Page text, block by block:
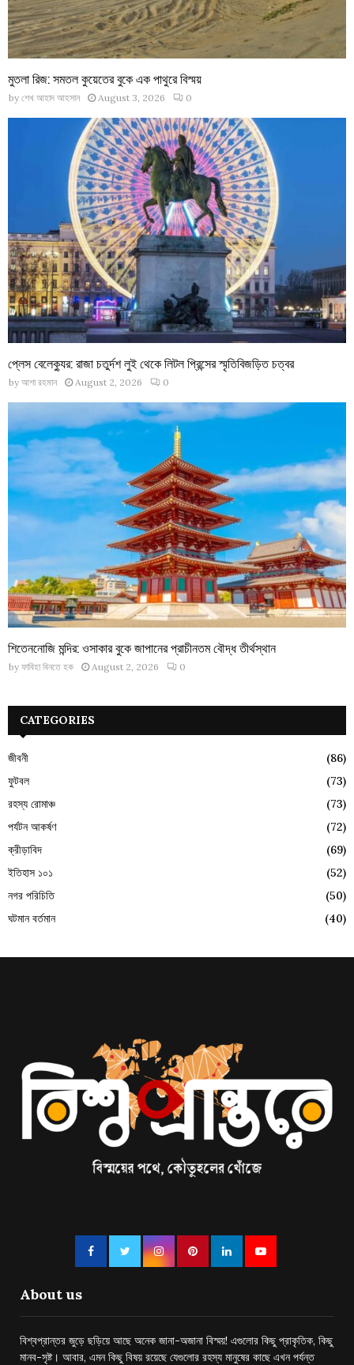
মুতলা রিজ: সমতল কুয়েতের বুকে এক পাথুরে বিস্ময়
by শেখ আহাদ আহসান August 3, 2026 0
প্লেস বেলেক্যুর: রাজা চতুর্দশ লুই থেকে লিটল প্রিন্সের স্মৃতিবিজড়িত চত্বর
by আশা রহমান August 2, 2026 0
শিতেননোজি মন্দির: ওসাকার বুকে জাপানের প্রাচীনতম বৌদ্ধ তীর্থস্থান
by ফাবিহা বিনতে হক August 2, 2026 0
CATEGORIES
জীবনী
(86)
ফুটবল
(73)
রহস্য রোমাঞ্চ
(73)
পর্যটন আকর্ষণ
(72)
ক্রীড়াবিদ
(69)
ইতিহাস ১০১
(52)
নগর পরিচিতি
(50)
ঘটমান বর্তমান
(40)
About us
বিশ্বপ্রান্তর জুড়ে ছড়িয়ে আছে অনেক জানা-অজানা বিস্ময়! এগুলোর কিছু প্রাকৃতিক, কিছু
মানব-সৃষ্ট। আবার, এমন কিছু বিষয় রয়েছে যেগুলোর রহস্য মানুষের কাছে এখন পর্যন্ত